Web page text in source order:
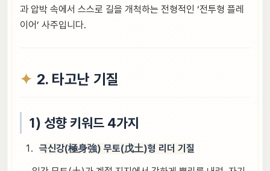
과 압박 속에서 스스로 길을 개척하는 전형적인 ‘전투형 플레
이어’ 사주입니다.
2. 타고난 기질
1) 성향 키워드 4가지
극신강(極身強) 무토(戊土)형 리더 기질